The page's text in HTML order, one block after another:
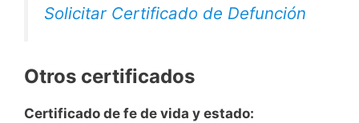
Solicitar Certificado de Defunción
Otros certificados
Certificado de fe de vida y estado: